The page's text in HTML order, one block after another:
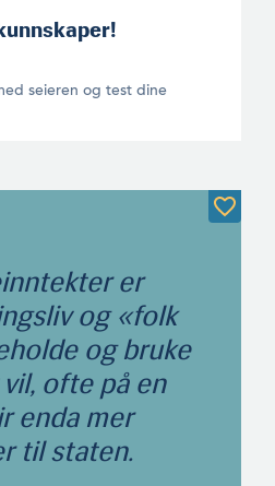
seieren og test dine
er
og «folk
og bruke
ofte på en
enda mer
til staten.